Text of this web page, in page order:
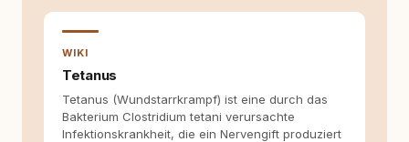
WIKI
Tetanus
Tetanus (Wundstarrkrampf) ist eine durch das
Bakterium Clostridium tetani verursachte
Infektionskrankheit, die ein Nervengift produziert